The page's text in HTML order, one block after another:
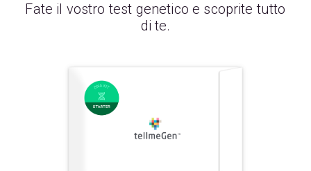
Fate il vostro test genetico e scoprite tutto
di te.